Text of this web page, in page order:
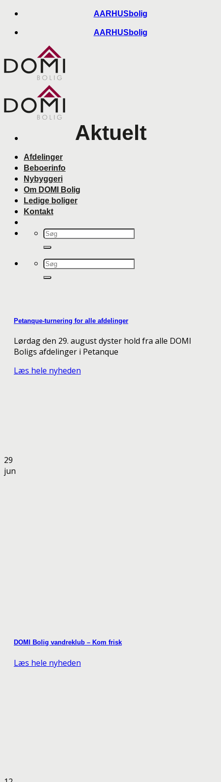
Skip
content
AARHUSbolig
AARHUSbolig
Afdelinger
Beboerinfo
Nybyggeri
Om DOMI Bolig
Ledige boliger
Kontakt
Aktuelt
Petanque-turnering for alle afdelinger
Lørdag den 29. august dyster hold fra alle DOMI
Boligs afdelinger i Petanque
Læs hele nyheden
29
jun
DOMI Bolig vandreklub – Kom frisk
Læs hele nyheden